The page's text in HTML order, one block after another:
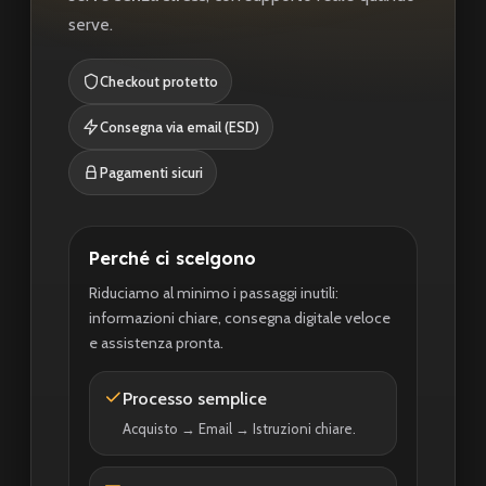
serve.
Checkout protetto
Consegna via email (ESD)
Pagamenti sicuri
Perché ci scelgono
Riduciamo al minimo i passaggi inutili:
informazioni chiare, consegna digitale veloce
e assistenza pronta.
Processo semplice
Acquisto → Email → Istruzioni chiare.